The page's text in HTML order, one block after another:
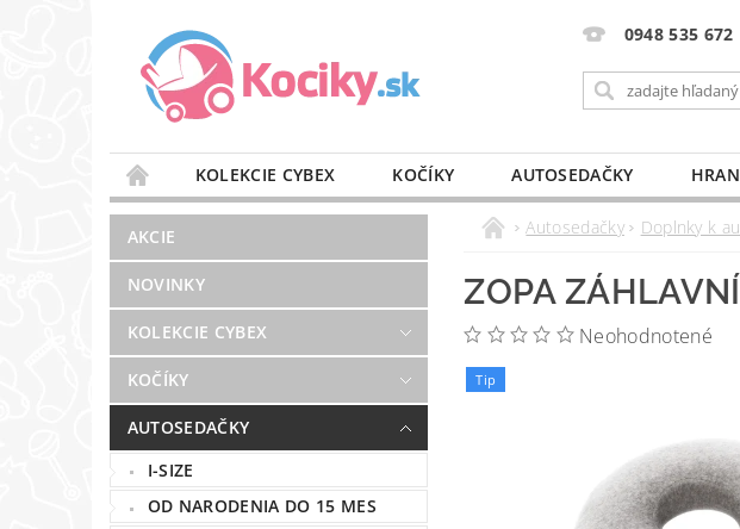
0948 535 672
KOLEKCIE CYBEX KOČÍKY AUTOSEDAČKY
STAROSTLIVOSŤ O VZDUCH
VÝBAVA DO PÔRODNICE
BLOG
PREDAJŇA KONTAKT
AKCIE
NOVINKY
KOLEKCIE CYBEX
KOČÍKY
AUTOSEDAČKY
I-SIZE
OD NARODENIA DO 15 MES
Autosedačky Doplnky k
ZOPA
Neohodnotené
Tip